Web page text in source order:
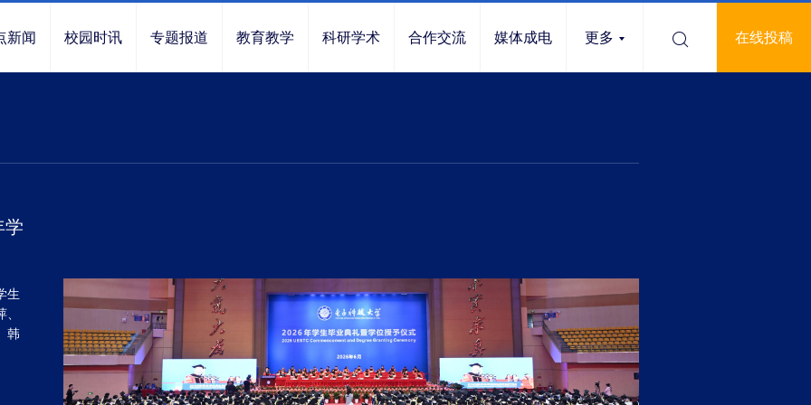
新闻 校园时讯 专题报道 教育教学 科研学术 合作交流 媒体成电 更多 在线投稿
学
生
韩